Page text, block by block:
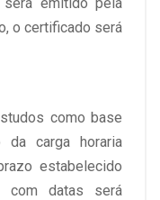
o certificado será
como base
da carga horaria
estabelecido
com datas será